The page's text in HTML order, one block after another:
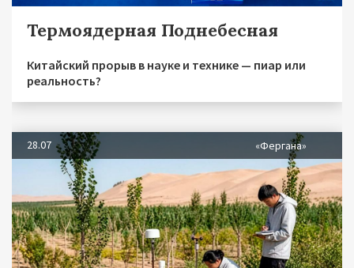
Термоядерная Поднебесная
Китайский прорыв в науке и технике — пиар или
реальность?
28.07 «Фергана»